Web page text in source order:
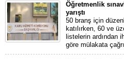
Öğretmenlik
yarıştı
50 branş için
katılırken, 60 ve
listelerin ardından
göre mülakata